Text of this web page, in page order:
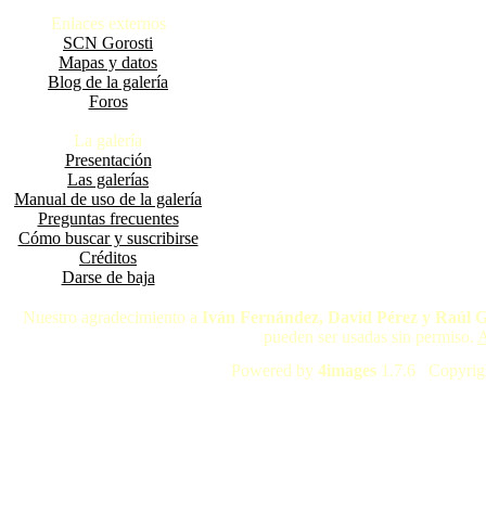
Enlaces externos
SCN Gorosti
Mapas y datos
Blog de la galería
Foros
La galería
Presentación
Las galerías
Manual de uso de la galería
Preguntas frecuentes
Cómo buscar y suscribirse
Créditos
Darse de baja
Nuestro agradecimiento a Iván Fernández, David Pérez y Raúl
pueden ser usadas sin permiso.
Powered by 4images 1.7.6